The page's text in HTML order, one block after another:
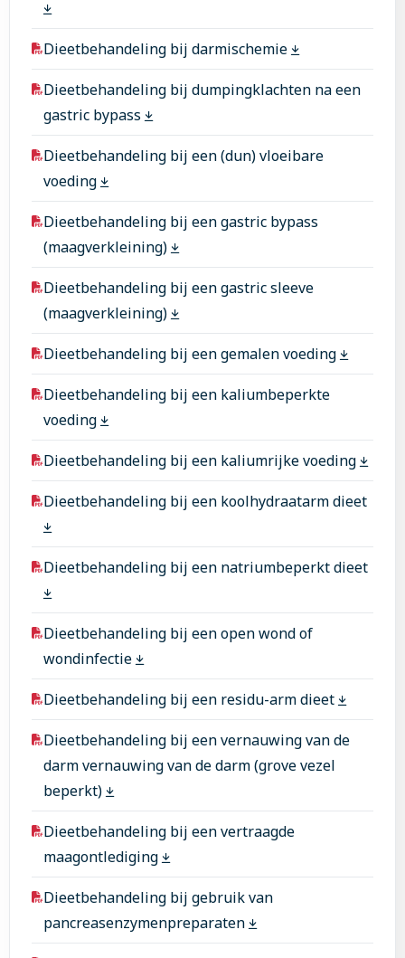
Dieetbehandeling bij darmischemie
Dieetbehandeling bij dumpingklachten na een
gastric bypass
Dieetbehandeling bij een (dun) vloeibare
voeding
Dieetbehandeling bij een gastric bypass
(maagverkleining)
Dieetbehandeling bij een gastric sleeve
(maagverkleining)
Dieetbehandeling bij een gemalen voeding
Dieetbehandeling bij een kaliumbeperkte
voeding
Dieetbehandeling bij een kaliumrijke voeding
Dieetbehandeling bij een koolhydraatarm dieet
Dieetbehandeling bij een natriumbeperkt dieet
Dieetbehandeling bij een open wond of
wondinfectie
Dieetbehandeling bij een residu-arm dieet
Dieetbehandeling bij een vernauwing van de
darm vernauwing van de darm (grove vezel
beperkt)
Dieetbehandeling bij een vertraagde
maagontlediging
Dieetbehandeling bij gebruik van
pancreasenzymenpreparaten